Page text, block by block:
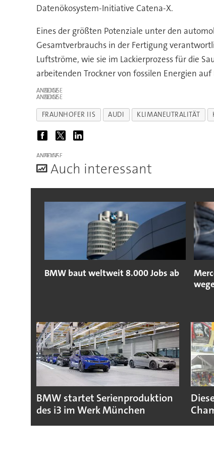
Datenökosystem-Initiative Catena-X.
Eines der größten Potenziale unter den
Gesamtverbrauchs in der Fertigung
Luftströme, wie sie im Lackierprozess für die
arbeitenden Trockner von fossilen Energien
ANZEIGE
ANZEIGE
FRAUNHOFER IIS AUDI KLIMANEUTRALITÄT
ANZEIGE
Auch interessant
BMW baut weltweit 8.000 Jobs ab
BMW startet Serienproduktion
des i3 im Werk München